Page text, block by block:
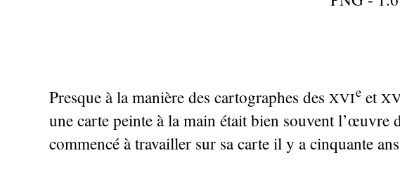
Presque à la manière des cartographes des XVIeet
une carte peinte à la main était bien souvent l’œuvre
commencé à travailler sur sa carte il y a cinquante